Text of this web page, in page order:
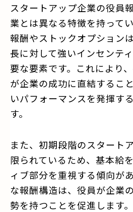
スタートアップ企業の役員
業とは異なる特徴を持って
報酬やストックオプション
長に対して強いインセンテ
要な要素です。これにより
が企業の成功に直結するこ
いパフォーマンスを発揮す
す。
また、初期段階のスタート
限られているため、基本給
ィブ部分を重視する傾向が
な報酬構造は、役員が企業
勢を持つことを促進します